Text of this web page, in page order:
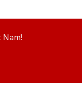
Nam!